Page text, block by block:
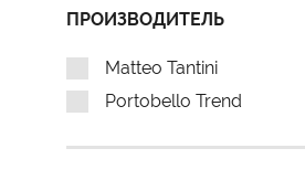
ПРОИЗВОДИТЕЛЬ
Matteo Tantini
Portobello Trend